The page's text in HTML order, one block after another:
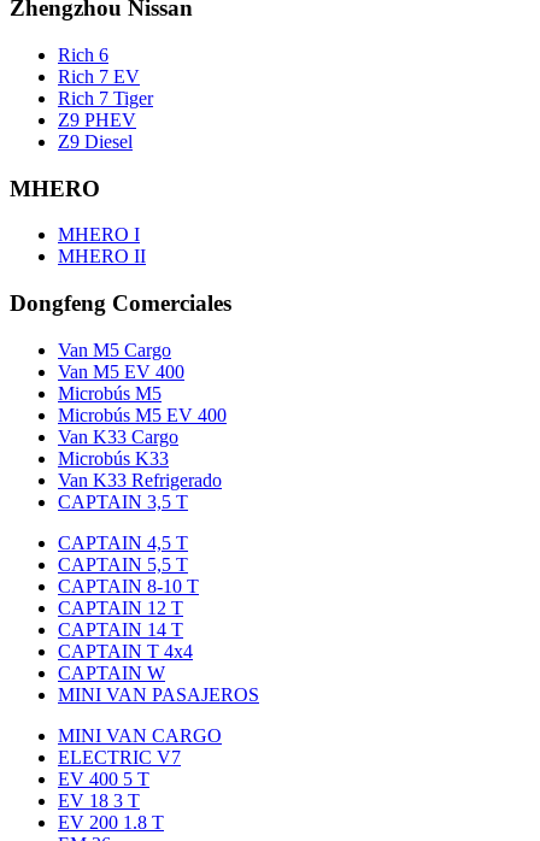
Zhengzhou Nissan
Rich 6
Rich 7 EV
Rich 7 Tiger
Z9 PHEV
Z9 Diesel
MHERO
MHERO I
MHERO II
Dongfeng Comerciales
Van M5 Cargo
Van M5 EV 400
Microbús M5
Microbús M5 EV 400
Van K33 Cargo
Microbús K33
Van K33 Refrigerado
CAPTAIN 3,5 T
CAPTAIN 4,5 T
CAPTAIN 5,5 T
CAPTAIN 8-10 T
CAPTAIN 12 T
CAPTAIN 14 T
CAPTAIN T 4x4
CAPTAIN W
MINI VAN PASAJEROS
MINI VAN CARGO
ELECTRIC V7
EV 400 5 T
EV 18 3 T
EV 200 1.8 T